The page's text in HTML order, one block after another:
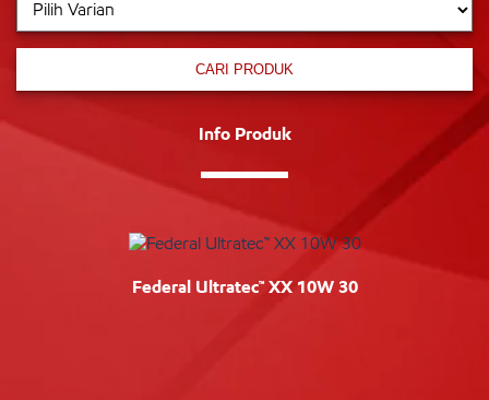
CARI PRODUK
Info Produk
Federal Ultratec™ XX 10W 30